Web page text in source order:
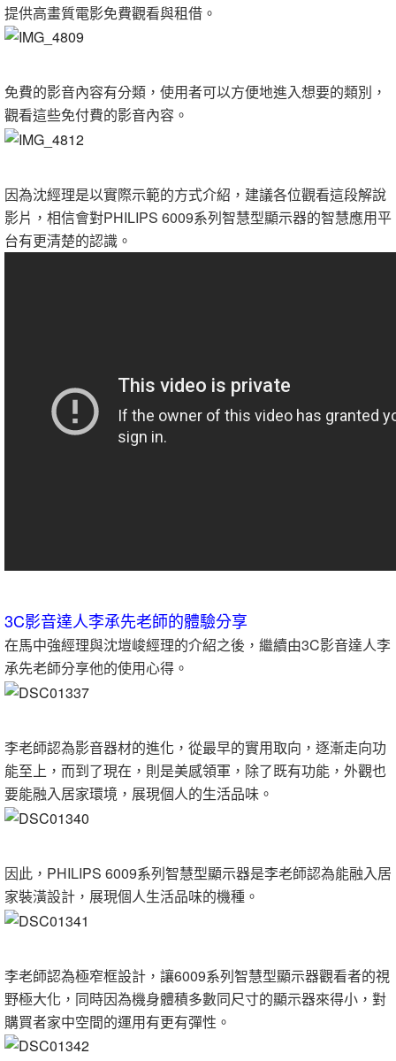
提供高畫質電影免費觀看與租借。
免費的影音內容有分類，使用者可以方便地進入想要的類別，
觀看這些免付費的影音內容。
因為沈經理是以實際示範的方式介紹，建議各位觀看這段解說
影片，相信會對PHILIPS 6009系列智慧型顯示器的智慧應用平
台有更清楚的認識。
3C影音達人李承先老師的體驗分享
在馬中強經理與沈塏峻經理的介紹之後，繼續由3C影音達人李
承先老師分享他的使用心得。
李老師認為影音器材的進化，從最早的實用取向，逐漸走向功
能至上，而到了現在，則是美感領軍，除了既有功能，外觀也
要能融入居家環境，展現個人的生活品味。
因此，PHILIPS 6009系列智慧型顯示器是李老師認為能融入居
家裝潢設計，展現個人生活品味的機種。
李老師認為極窄框設計，讓6009系列智慧型顯示器觀看者的視
野極大化，同時因為機身體積多數同尺寸的顯示器來得小，對
購買者家中空間的運用有更有彈性。